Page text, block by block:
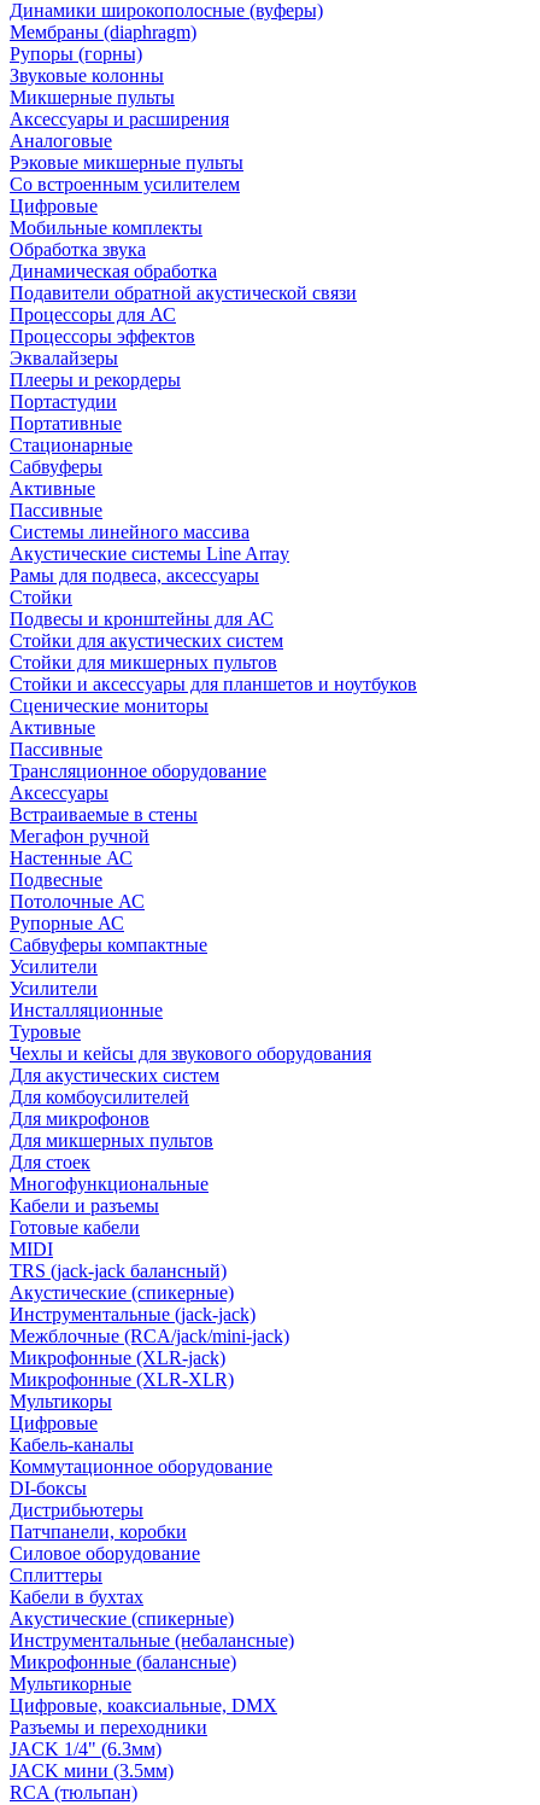
Динамики широкополосные (вуферы)
Мембраны (diaphragm)
Рупоры (горны)
Звуковые колонны
Микшерные пульты
Аксессуары и расширения
Аналоговые
Рэковые микшерные пульты
Со встроенным усилителем
Цифровые
Мобильные комплекты
Обработка звука
Динамическая обработка
Подавители обратной акустической связи
Процессоры для АС
Процессоры эффектов
Эквалайзеры
Плееры и рекордеры
Портастудии
Портативные
Стационарные
Сабвуферы
Активные
Пассивные
Системы линейного массива
Акустические системы Line Array
Рамы для подвеса, аксессуары
Стойки
Подвесы и кронштейны для АС
Стойки для акустических систем
Стойки для микшерных пультов
Стойки и аксессуары для планшетов и ноутбуков
Сценические мониторы
Активные
Пассивные
Трансляционное оборудование
Аксессуары
Встраиваемые в стены
Мегафон ручной
Настенные АС
Подвесные
Потолочные АС
Рупорные АС
Сабвуферы компактные
Усилители
Усилители
Инсталляционные
Туровые
Чехлы и кейсы для звукового оборудования
Для акустических систем
Для комбоусилителей
Для микрофонов
Для микшерных пультов
Для стоек
Многофункциональные
Кабели и разъемы
Готовые кабели
MIDI
TRS (jack-jack балансный)
Акустические (спикерные)
Инструментальные (jack-jack)
Межблочные (RCA/jack/mini-jack)
Микрофонные (XLR-jack)
Микрофонные (XLR-XLR)
Мультикоры
Цифровые
Кабель-каналы
Коммутационное оборудование
DI-боксы
Дистрибьютеры
Патчпанели, коробки
Силовое оборудование
Сплиттеры
Кабели в бухтах
Акустические (спикерные)
Инструментальные (небалансные)
Микрофонные (балансные)
Мультикорные
Цифровые, коаксиальные, DMX
Разъемы и переходники
JACK 1/4" (6.3мм)
JACK мини (3.5мм)
RCA (тюльпан)